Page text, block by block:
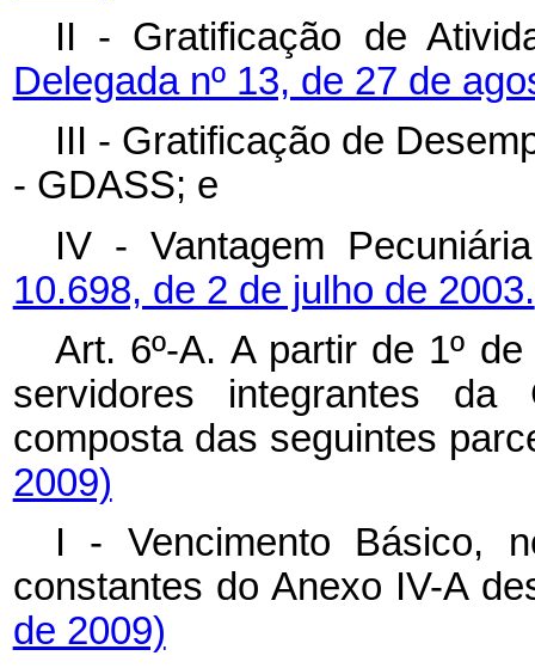
II - Gratificação de
Delegada nº 13, de 27 de
III - Gratificação de
- GDASS; e
IV - Vantagem
10.698, de 2 de julho de 2003.
Art. 6º-A. A partir de 1º
servidores integrantes
composta das seguintes
2009)
I - Vencimento Básico,
constantes do Anexo IV-A
de 2009)